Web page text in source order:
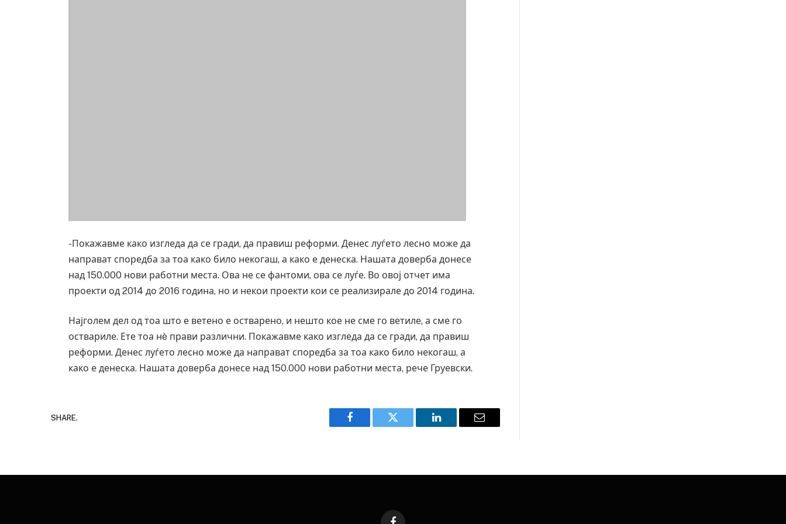
-Покажавме како изгледа да се гради, да правиш реформи. Денес луѓето лесно може да
направат споредба за тоа како било некогаш, а како е денеска. Нашата доверба донесе
над 150.000 нови работни места. Ова не се фантоми, ова се луѓе. Во овој отчет има
проекти од 2014 до 2016 година, но и некои проекти кои се реализирале до 2014 година.
Најголем дел од тоа што е ветено е остварено, и нешто кое не сме го ветиле, а сме го
оствариле. Ете тоа нè прави различни. Покажавме како изгледа да се гради, да правиш
реформи. Денес луѓето лесно може да направат споредба за тоа како било некогаш, а
како е денеска. Нашата доверба донесе над 150.000 нови работни места, рече Груевски.
SHARE.
Facebook Twitter LinkedIn Email